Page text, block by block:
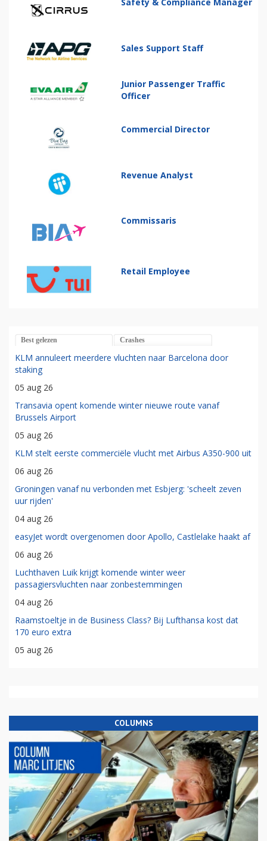
Sales Support Staff
Junior Passenger Traffic
Officer
Commercial Director
Revenue Analyst
Commissaris
Retail Employee
Best gelezen Crashes
KLM annuleert meerdere vluchten naar Barcelona door
staking
05 aug 26
Transavia opent komende winter nieuwe route vanaf
Brussels Airport
05 aug 26
KLM stelt eerste commerciële vlucht met Airbus A350-900 uit
06 aug 26
Groningen vanaf nu verbonden met Esbjerg: 'scheelt zeven
uur rijden'
04 aug 26
easyJet wordt overgenomen door Apollo, Castlelake haakt af
06 aug 26
Luchthaven Luik krijgt komende winter weer
passagiersvluchten naar zonbestemmingen
04 aug 26
Raamstoeltje in de Business Class? Bij Lufthansa kost dat
170 euro extra
05 aug 26
COLUMNS